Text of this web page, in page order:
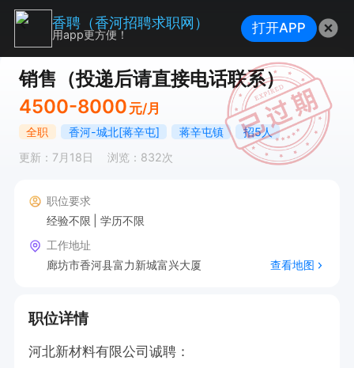
销售（投递后请直接电话联系）
4500-8000 元/月
全职 香河-城北[蒋辛屯] 蒋辛屯镇
招5人
更新：7月18日
浏览：832次
职位要求
经验不限
学历不限
工作地址
廊坊市香河县富力新城富兴大厦
查看地图
职位详情
河北新材料有限公司诚聘：
香聘（香河招聘求职网）
用app更方便！ 打开APP